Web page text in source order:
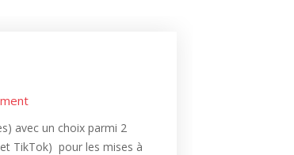
avec un choix parmi 2
TikTok) pour les mises à